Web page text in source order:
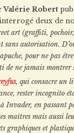
Valérie Robert
deux de
art (graffiti, pochoir,
autorisation.
pour ne pas
de ne jamais montrer
, qui consacre un
rester incognito
Invader, en passant
maîtres mais aussi
graphiques et